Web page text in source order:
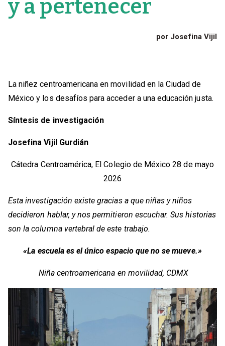
y a pertenecer
por Josefina Vijil
La niñez centroamericana en movilidad en la Ciudad de
México y los desafíos para acceder a una educación justa.
Síntesis de investigación
Josefina Vijil Gurdián
Cátedra Centroamérica, El Colegio de México 28 de mayo
2026
Esta investigación existe gracias a que niñas y niños
decidieron hablar, y nos permitieron escuchar. Sus historias
son la columna vertebral de este trabajo.
«La escuela es el único espacio que no se mueve.»
Niña centroamericana en movilidad, CDMX